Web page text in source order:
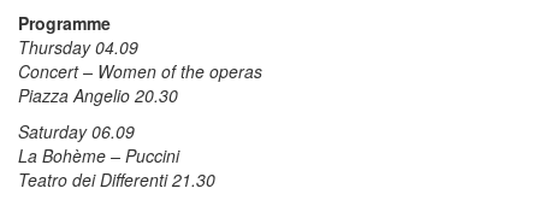
Programme
Thursday 04.09
Concert – Women of the operas
Piazza Angelio 20.30
Saturday 06.09
La Bohème – Puccini
Teatro dei Differenti 21.30